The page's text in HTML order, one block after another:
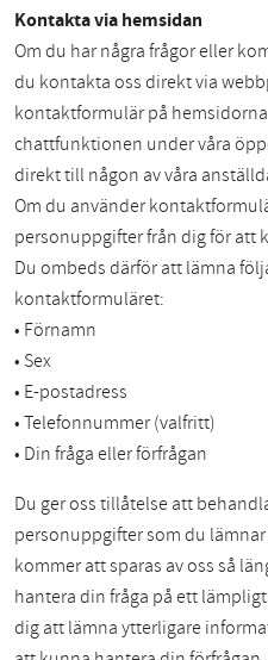
Kontakta via hemsidan
Om du har några frågor eller
du kontakta oss direkt via
kontaktformulär på
chattfunktionen under våra
direkt till någon av våra
Om du använder
personuppgifter från dig för att
Du ombeds därför att lämna
kontaktformuläret:
• Förnamn
• Sex
• E-postadress
• Telefonnummer (valfritt)
• Din fråga eller förfrågan
Du ger oss tillåtelse att
personuppgifter som du
kommer att sparas av oss så
hantera din fråga på ett
dig att lämna ytterligare